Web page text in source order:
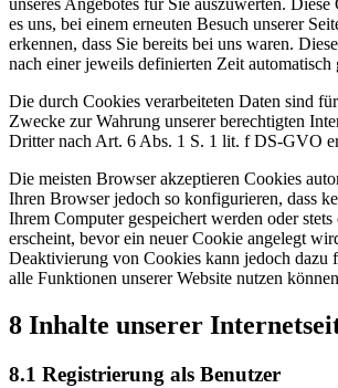
unseres Angebotes für Sie auszuwerten.
es uns, bei einem erneuten Besuch unserer
erkennen, dass Sie bereits bei uns waren.
nach einer jeweils definierten Zeit automatisch
Die durch Cookies verarbeiteten Daten sind
Zwecke zur Wahrung unserer berechtigten
Dritter nach Art. 6 Abs. 1 S. 1 lit. f DS-GVO
Die meisten Browser akzeptieren Cookies
Ihren Browser jedoch so konfigurieren, dass
Ihrem Computer gespeichert werden oder
erscheint, bevor ein neuer Cookie angelegt
Deaktivierung von Cookies kann jedoch dazu
alle Funktionen unserer Website nutzen
8 Inhalte unserer
8.1 Registrierung als Benutzer